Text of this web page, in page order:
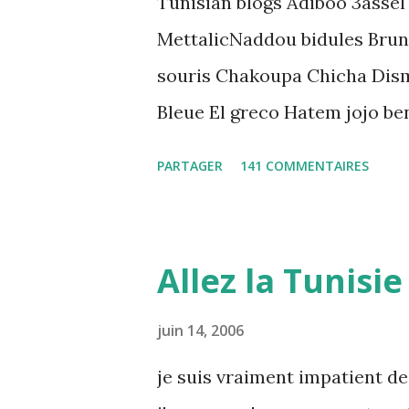
MettalicNaddou bidules
souris Chakoupa Chicha
Bleue El greco Hatem jojo
PARTAGER 141 COMMENTAIRES
Allez la Tunisie
juin 14, 2006
je suis vraiment impatient